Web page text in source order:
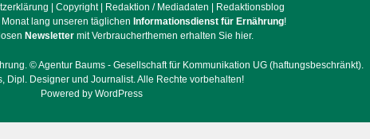
|Copyright| Redaktion / Mediadaten
Redaktionsblog
Monat lang unseren täglichen Informationsdienst für Ernährung!
Newslettermit Verbraucherthemen erhalten Sie hier.
©Agentur Baums - Gesellschaft für Kommunikation UG (haftungsbeschränkt).
Dipl. Designer und Journalist. Alle Rechte vorbehalten!
Powered by WordPress